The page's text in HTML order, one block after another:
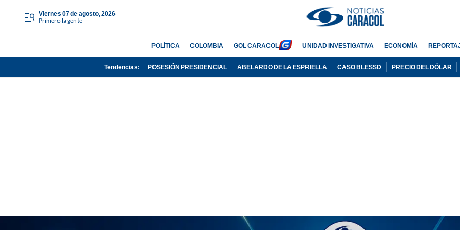
viernes 07 de agosto, 2026
Primero la gente
POLÍTICA COLOMBIA GOL CARACOL UNIDAD INVESTIGATIVA ECONOMÍA
Tendencias: POSESIÓN PRESIDENCIAL ABELARDO DE LA ESPRIELLA CASO BLESSD PRECIO DEL DÓLAR